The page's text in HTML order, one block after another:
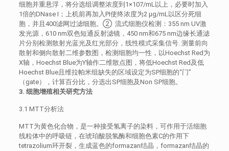
细胞并重悬浮，将分选组调整浓度到1×107/mL以上，必要时加入
1倍的DNase I；上机前再加入PI使终浓度为2 μg/mL以区分死细
胞，并且400滤网过滤细胞。② 流式细胞仪检测：355 nm UV激
发光源，610 nm双色短通反射滤镜，450 nm和675 nm边缘长通滤
片分别检测散射光蓝光及红光部分，线性模式采集信号. 测量前向
散射和侧向散射二维参数图，检测细胞均一性，以Hoechst Red为
X轴，Hoechst Blue为Y轴作二维散点图，将低Hoechst Red及低
Hoechst Blue且维拉帕米组缺失的区域设定为SP细胞的“门”
（gate），计算百分比，分选出SP细胞及Non SP细胞。
3. 细胞增殖相关研究方法
3.1 MTT分析法
MTT为黄色化合物，是一种接受氢离子的染料，可作用于活细胞
线粒体中的呼吸链，在琥珀酸脱氢酶和细胞色素C的作用下
tetrazolium环开裂，生成蓝色的formazan结晶，formazan结晶的